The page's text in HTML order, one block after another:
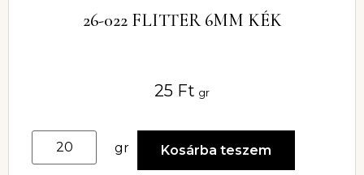
26-022 FLITTER 6MM KÉK
25 Ft gr
gr Kosárba teszem